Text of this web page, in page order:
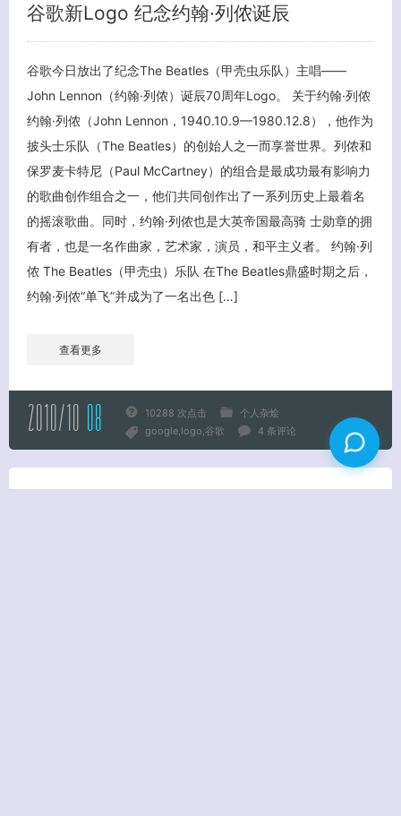
谷歌新Logo 纪念约翰·列侬诞辰
谷歌今日放出了纪念The Beatles（甲壳虫乐队）主唱——
John Lennon（约翰·列侬）诞辰70周年Logo。 关于约翰·列侬
约翰·列侬（John Lennon，1940.10.9—1980.12.8），他作为
披头士乐队（The Beatles）的创始人之一而享誉世界。列侬和
保罗麦卡特尼（Paul McCartney）的组合是最成功最有影响力
的歌曲创作组合之一，他们共同创作出了一系列历史上最着名
的摇滚歌曲。同时，约翰·列侬也是大英帝国最高骑 士勋章的拥
有者，也是一名作曲家，艺术家，演员，和平主义者。 约翰·列
侬 The Beatles（甲壳虫）乐队 在The Beatles鼎盛时期之后，
约翰·列侬“单飞”并成为了一名出色 […]
查看更多
2010/10 08 10288 次点击
个人杂烩
google logo 谷歌 4 条评论